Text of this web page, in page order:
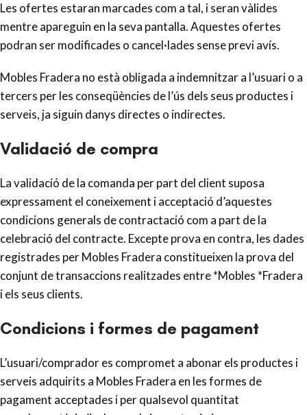
Les ofertes estaran marcades com a tal, i seran vàlides
mentre apareguin en la seva pantalla. Aquestes ofertes
podran ser modificades o cancel·lades sense previ avís.
Mobles Fradera no està obligada a indemnitzar a l’usuari o a
tercers per les conseqüències de l’ús dels seus productes i
serveis, ja siguin danys directes o indirectes.
Validació de compra
La validació de la comanda per part del client suposa
expressament el coneixement i acceptació d’aquestes
condicions generals de contractació com a part de la
celebració del contracte. Excepte prova en contra, les dades
registrades per Mobles Fradera constitueixen la prova del
conjunt de transaccions realitzades entre *Mobles *Fradera
i els seus clients.
Condicions i formes de pagament
L’usuari/comprador es compromet a abonar els productes i
serveis adquirits a Mobles Fradera en les formes de
pagament acceptades i per qualsevol quantitat